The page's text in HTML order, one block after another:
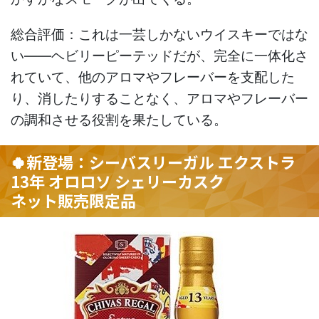
総合評価：これは一芸しかないウイスキーではな
い――ヘビリーピーテッドだが、完全に一体化さ
れていて、他のアロマやフレーバーを支配した
り、消したりすることなく、アロマやフレーバー
の調和させる役割を果たしている。
🍀新登場：シーバスリーガル エクストラ
13年 オロロソ シェリーカスク
ネット販売限定品